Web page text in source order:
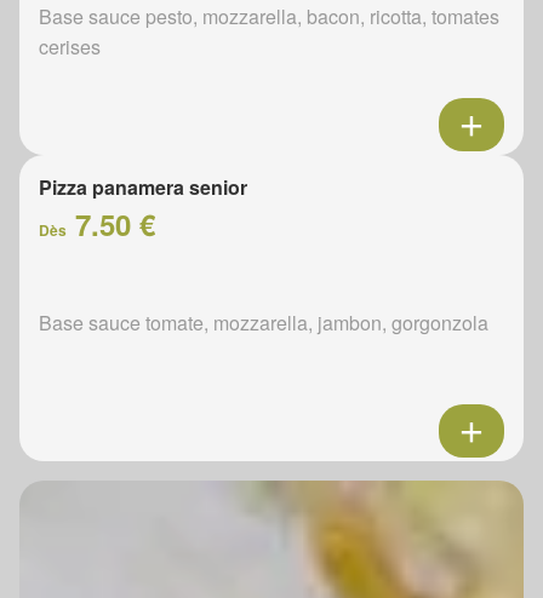
Base sauce pesto, mozzarella, bacon, ricotta, tomates
cerises
Pizza panamera senior
Dès 7.50 €
Base sauce tomate, mozzarella, jambon, gorgonzola